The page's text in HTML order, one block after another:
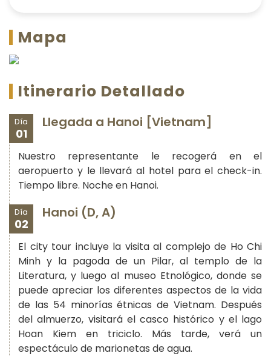
Mapa
Itinerario Detallado
Día
01
Llegada a Hanoi [Vietnam]
Nuestro representante le recogerá en el
aeropuerto y le llevará al hotel para el check-in.
Tiempo libre. Noche en Hanoi.
Día
02
Hanoi (D, A)
El city tour incluye la visita al complejo de Ho Chi
Minh y la pagoda de un Pilar, al templo de la
Literatura, y luego al museo Etnológico, donde se
puede apreciar los diferentes aspectos de la vida
de las 54 minorías étnicas de Vietnam. Después
del almuerzo, visitará el casco histórico y el lago
Hoan Kiem en triciclo. Más tarde, verá un
espectáculo de marionetas de agua.